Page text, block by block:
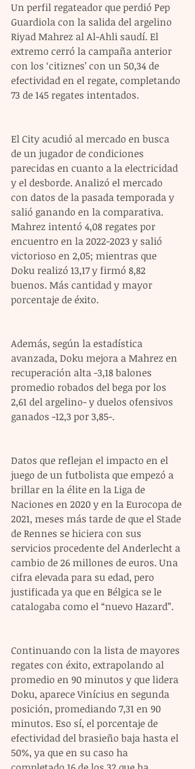
Un perfil regateador que perdió Pep
Guardiola con la salida del argelino
Riyad Mahrez al Al-Ahli saudí. El
extremo cerró la campaña anterior
con los ‘citiznes’ con un 50,34 de
efectividad en el regate, completando
73 de 145 regates intentados.
El City acudió al mercado en busca
de un jugador de condiciones
parecidas en cuanto a la electricidad
y el desborde. Analizó el mercado
con datos de la pasada temporada y
salió ganando en la comparativa.
Mahrez intentó 4,08 regates por
encuentro en la 2022-2023 y salió
victorioso en 2,05; mientras que
Doku realizó 13,17 y firmó 8,82
buenos. Más cantidad y mayor
porcentaje de éxito.
Además, según la estadística
avanzada, Doku mejora a Mahrez en
recuperación alta -3,18 balones
promedio robados del bega por los
2,61 del argelino- y duelos ofensivos
ganados -12,3 por 3,85-.
Datos que reflejan el impacto en el
juego de un futbolista que empezó a
brillar en la élite en la Liga de
Naciones en 2020 y en la Eurocopa de
2021, meses más tarde de que el Stade
de Rennes se hiciera con sus
servicios procedente del Anderlecht a
cambio de 26 millones de euros. Una
cifra elevada para su edad, pero
justificada ya que en Bélgica se le
catalogaba como el “nuevo Hazard”.
Continuando con la lista de mayores
regates con éxito, extrapolando al
promedio en 90 minutos y que lidera
Doku, aparece Vinícius en segunda
posición, promediando 7,31 en 90
minutos. Eso sí, el porcentaje de
efectividad del brasieño baja hasta el
50%, ya que en su caso ha